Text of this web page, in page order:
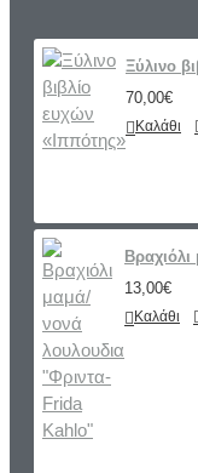
Ξύλινο
70,00€
Καλάθι
13,00€
Καλάθι